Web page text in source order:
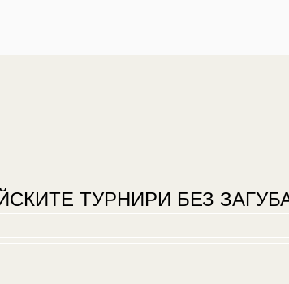
ТУРНИРИ БЕЗ